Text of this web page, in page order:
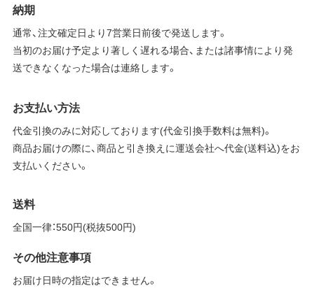
納期
通常、注文確定日より7営業日前後で発送します。
当初のお届け予定より著しく遅れる場合、または諸事情により発
送できなくなった場合は連絡します。
お支払い方法
代金引換のみに対応しております(代金引換手数料は無料)。
商品お届けの際に、商品と引き換えに運送会社へ代金(送料込)をお
支払いください。
送料
全国一律：550円(税抜500円)
その他注意事項
お届け日時の指定はできません。